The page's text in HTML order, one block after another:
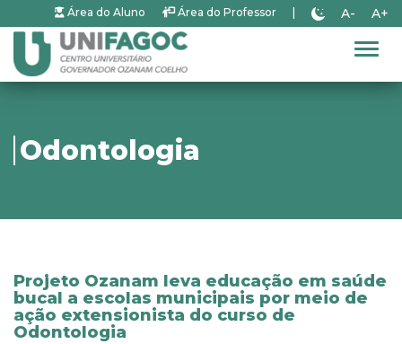
Área do Aluno Área do Professor A- A+
Odontologia
Projeto Ozanam leva educação em saúde
bucal a escolas municipais por meio de
ação extensionista do curso de
Odontologia